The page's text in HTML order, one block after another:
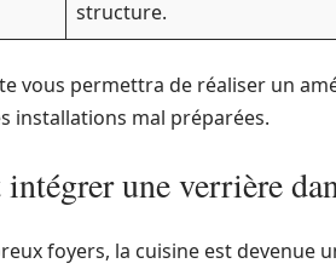
structure.
vous permettra de réaliser un
installations mal préparées.
une verrière
foyers, la cuisine est devenue